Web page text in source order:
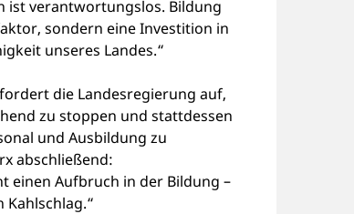
ist verantwortungslos. Bildung
sondern eine Investition in
unseres Landes.“
die Landesregierung auf,
zu stoppen und stattdessen
und Ausbildung zu
abschließend:
einen Aufbruch in der Bildung –
Kahlschlag.“